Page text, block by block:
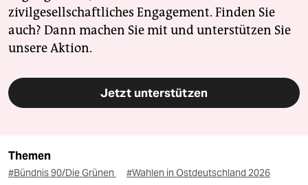
zivilgesellschaftliches Engagement. Finden Sie
auch? Dann machen Sie mit und unterstützen Sie
unsere Aktion.
Jetzt unterstützen
Themen
#Bündnis 90/Die Grünen
#Wahlen in Ostdeutschland 2026